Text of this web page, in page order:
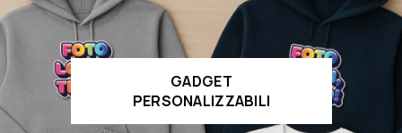
GADGET
PERSONALIZZABILI